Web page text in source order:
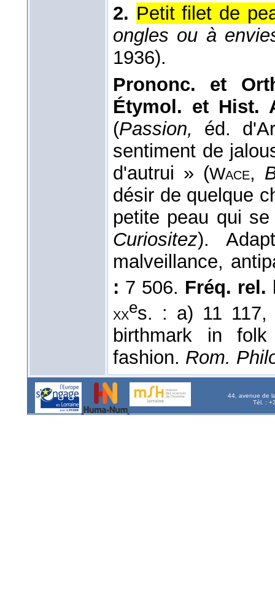
2. Petit filet de
ongles ou à
1936).
Prononc. et
Étymol. et Hist.
(Passion,
éd.
sentiment de
d'autrui » (Wace,
désir de quelque
petite peau qui
Curiositez).
malveillance,
: 7 506. Fréq. rel.
xxes. : a) 11
birthmark in
fashion. Rom.
44, avenue de
Tél. :